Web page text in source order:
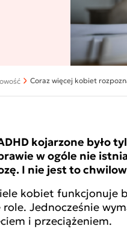
Coraz więcej kobiet
kojarzone było
w ogóle nie
I nie jest to
kobiet funkcjonuje
Jednocześnie
i przeciążeniem.